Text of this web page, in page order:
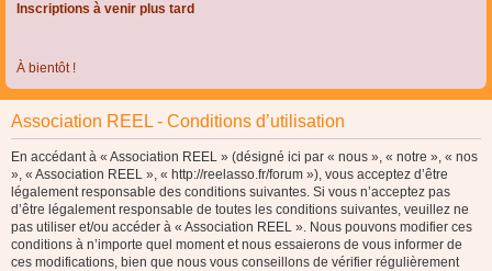
Inscriptions à venir plus tard
À bientôt !
Association REEL - Conditions d’utilisation
En accédant à « Association REEL » (désigné ici par « nous », « notre », « nos
», « Association REEL », « http://reelasso.fr/forum »), vous acceptez d’être
légalement responsable des conditions suivantes. Si vous n’acceptez pas
d’être légalement responsable de toutes les conditions suivantes, veuillez ne
pas utiliser et/ou accéder à « Association REEL ». Nous pouvons modifier ces
conditions à n’importe quel moment et nous essaierons de vous informer de
ces modifications, bien que nous vous conseillons de vérifier régulièrement